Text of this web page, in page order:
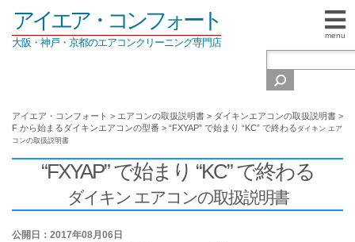
menu
アイエア・コンフォート
大阪・神戸・京都のエアコンクリーニング専門店
アイエア・コンフォート > エアコンの取扱説明書 > ダイキンエアコンの取扱説明書 >
F から始まるダイキンエアコンの型番 > “FXYAP” で始まり “KC” で終わる ダイキン エア
コンの取扱説明書
“FXYAP” で始まり “KC” で終わる
ダイキン エアコンの取扱説明書
公開日：2017年08月06日